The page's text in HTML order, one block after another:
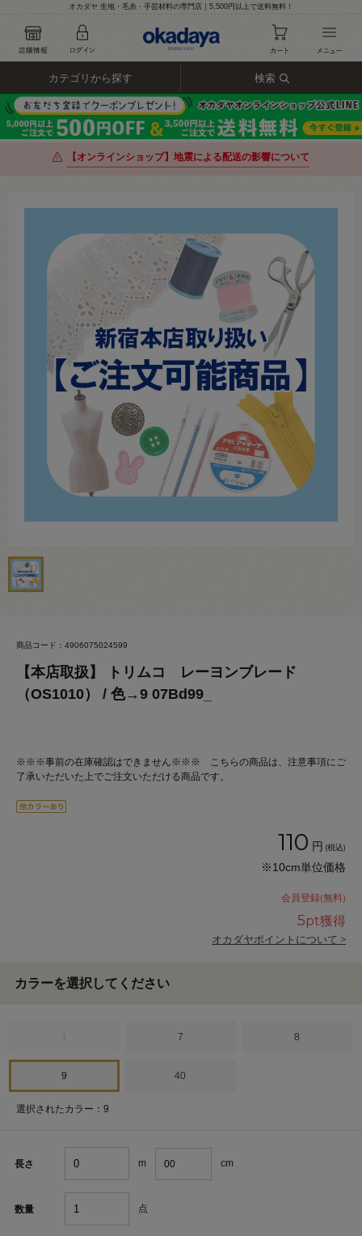
オカダヤ 生地・毛糸・手芸材料の専門店｜5,500円以上で送料無料！
カテゴリから探す 検索
【オンラインショップ】地震による配送の影響について
商品コード：4906075024599
【本店取扱】 トリムコ レーヨンブレード
（OS1010） / 色→9 07Bd99_
※※※事前の在庫確認はできません※※※ こちらの商品は、注意事項にご
了承いただいた上でご注文いただける商品です。
110 円 (税込)
※10cm単位価格
会員登録(無料)
5pt獲得
オカダヤポイントについて >
カラーを選択してください
7 8
9 40
選択されたカラー：9
長さ m cm
数量 点